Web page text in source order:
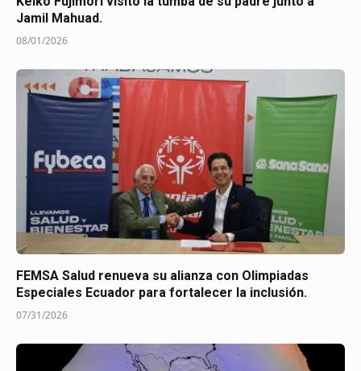
Jamil Mahuad.
08/01/2026
FEMSA Salud renueva su alianza con Olimpiadas
Especiales Ecuador para fortalecer la inclusión.
07/31/2026